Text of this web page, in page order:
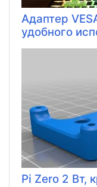
Адаптер
удобного
Pi Zero 2 Вт,